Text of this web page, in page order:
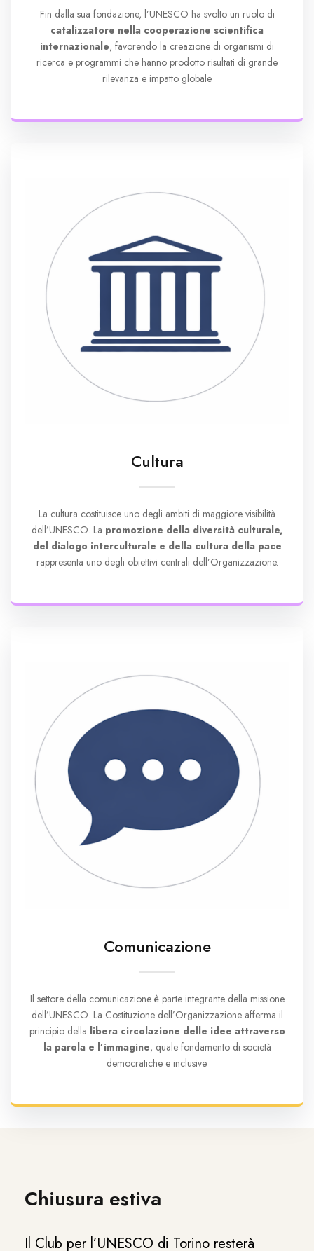
Fin dalla sua fondazione, l’UNESCO ha svolto un ruolo di
catalizzatore nella cooperazione scientifica
internazionale, favorendo la creazione di organismi di
ricerca e programmi che hanno prodotto risultati di grande
rilevanza e impatto globale
Cultura
La cultura costituisce uno degli ambiti di maggiore visibilità
dell’UNESCO. La promozione della diversità culturale,
del dialogo interculturale e della cultura della pace
rappresenta uno degli obiettivi centrali dell’Organizzazione.
Comunicazione
Il settore della comunicazione è parte integrante della missione
dell’UNESCO. La Costituzione dell’Organizzazione afferma il
principio della libera circolazione delle idee attraverso
la parola e l’immagine, quale fondamento di società
democratiche e inclusive.
Chiusura estiva
Il Club per l’UNESCO di Torino resterà